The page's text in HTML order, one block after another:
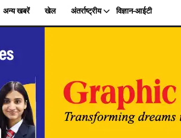
अन्य खबरें खेल अंतर्राष्ट्रीय विज्ञान-आईटी